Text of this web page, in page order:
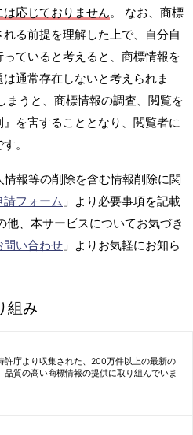
応じておりません。 なお、商標
る前提を理解した上で、自分自
ていると考えると、商標情報を
通常存在しないと考えられま
まうと、商標情報の調査、閲覧を
を害することとなり、閲覧者に
。
報等の削除を含む情報削除に関
請フォーム 」より必要事項を記載
他、本サービスについてお気づき
問い合わせ 」よりお気軽にお知ら
組み
許庁より収集された、200万件以上の最新の
品質の高い商標情報の提供に取り組んでいま